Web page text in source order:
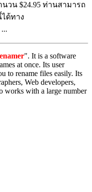
นวน $24.95 ท่านสามารถ
ด้ทาง
". It is a software
at once. Its user
to rename files easily. Its
Web developers,
works with a large number